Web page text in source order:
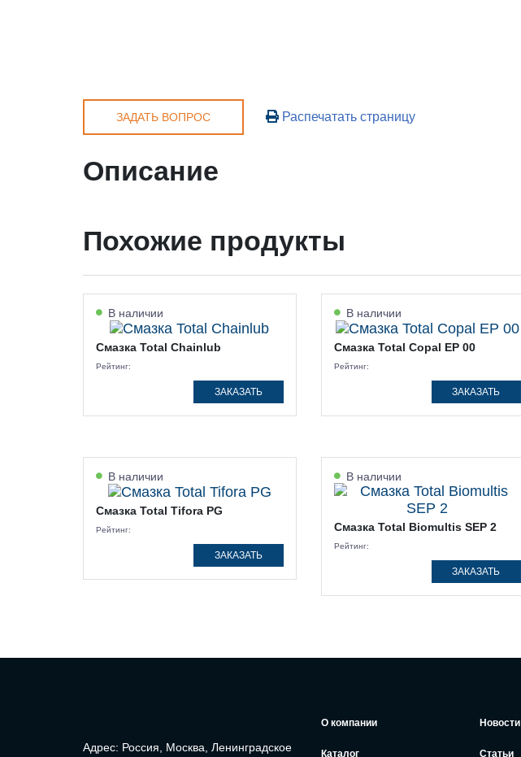
ЗАДАТЬ ВОПРОС Распечатать страницу
Описание
Похожие продукты
В наличии
Смазка Total Chainlub
Рейтинг:
ЗАКАЗАТЬ
В наличии
Смазка Total Copal EP 00
Рейтинг:
ЗАКАЗАТЬ
В наличии
Смазка Total Tifora PG
Рейтинг:
ЗАКАЗАТЬ
В наличии
Смазка Total Biomultis SEP 2
Рейтинг:
ЗАКАЗАТЬ
Адрес: Россия, Москва, Ленинградское
О компании Новости
Каталог Статьи